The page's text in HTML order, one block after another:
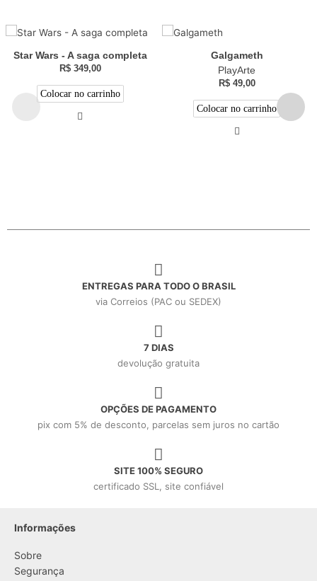
Star Wars - A saga completa
R$349,00
Colocar no carrinho
Galgameth
PlayArte
R$49,00
Colocar no carrinho
ENTREGAS PARA TODO O BRASIL
via Correios (PAC ou SEDEX)
7 DIAS
devolução gratuita
OPÇÕES DE PAGAMENTO
pix com 5% de desconto, parcelas sem juros no cartão
SITE 100% SEGURO
certificado SSL, site confiável
Informações
Sobre
Segurança